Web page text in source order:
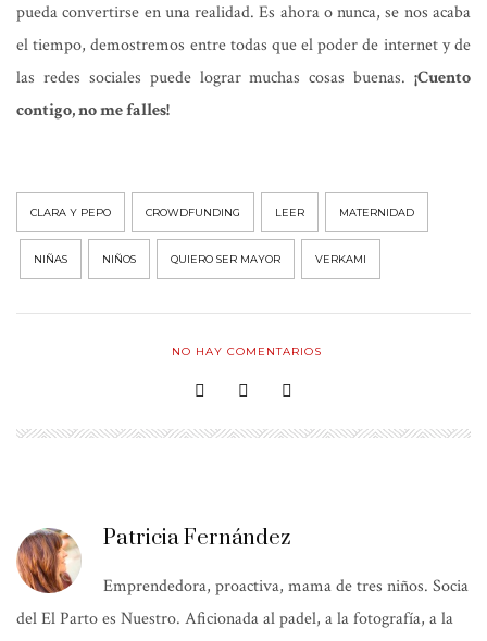
pueda convertirse en una realidad. Es ahora o nunca, se nos acaba
el tiempo, demostremos entre todas que el poder de internet y de
las redes sociales puede lograr muchas cosas buenas. ¡Cuento
contigo, no me falles!
CLARA Y PEPO CROWDFUNDING LEER MATERNIDAD
NIÑAS NIÑOS QUIERO SER MAYOR VERKAMI
NO HAY COMENTARIOS
Patricia Fernández
Emprendedora, proactiva, mama de tres niños. Socia
del El Parto es Nuestro. Aficionada al padel, a la fotografía, a la